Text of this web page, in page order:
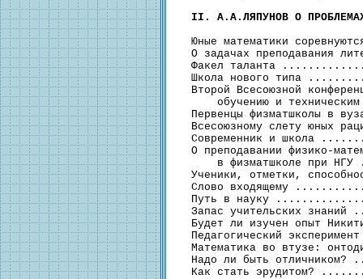
II. А.А.ЛЯПУНОВ О
Юные математики
О задачах преподавания
Факел таланта
Школа нового типа
Второй Всесоюзной
обучению и
Первенцы физматшколы в
Всесоюзному слету юных
Современник и школа
О преподавании физико-
в физматшколе при НГУ
Ученики, отметки,
Слово входящему
Путь в науку
Запас учительских знаний
Будет ли изучен опыт
Педагогический
Математика во втузе:
Надо ли быть отличником?
Как стать эрудитом?